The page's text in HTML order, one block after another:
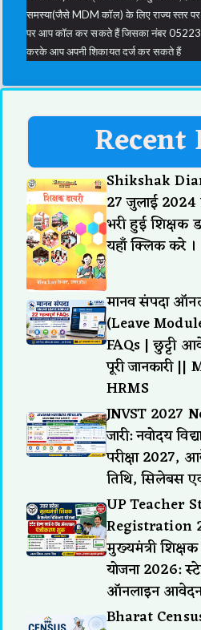
समस्या(जैसे MDM कॉल) के लिए राज्य स्तर पर
पर आप कॉल कर सकते हैं जिसका नंबर
करके आप अपनी शिकायत दर्ज कर सकते हैं
Recent
Shikshak
27 जुलाई 2024
भरी हुई शिक्षक
यहाँ क्लिक करे ।
मानव संपदा
(Leave
FAQs | छुट्टी
पूरी जानकारी
HRMS
JNVST 2027
जारी: नवोदय
परीक्षा 2027,
तिथि, सिलेबस
UP Teacher
Registration
मुख्यमंत्री
योजना 2026:
ऑनलाइन आवेदन
Bharat